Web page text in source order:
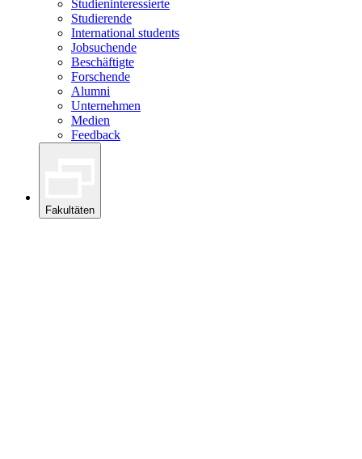
Studieninteressierte
Studierende
International students
Jobsuchende
Beschäftigte
Forschende
Alumni
Unternehmen
Medien
Feedback
Fakultäten